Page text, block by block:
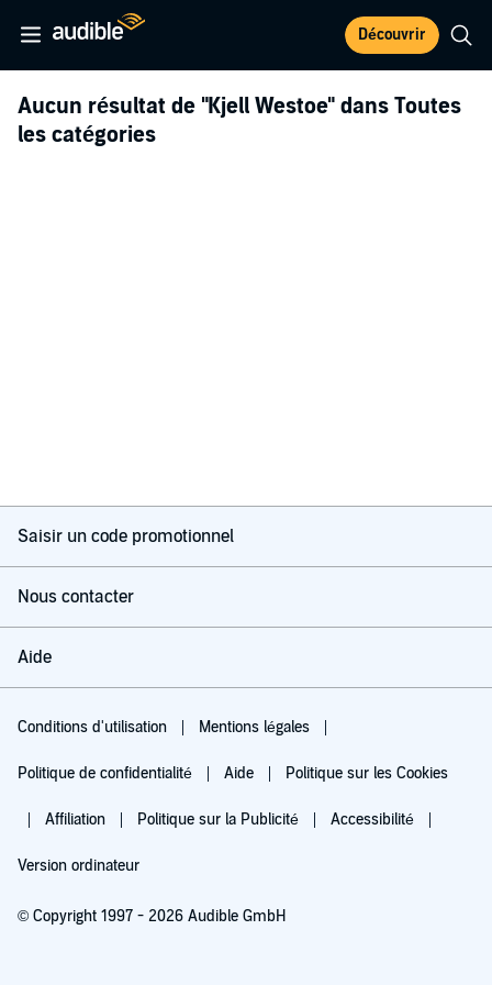
Découvrir
Aucun résultat de "Kjell Westoe" dans Toutes
les catégories
Saisir un code promotionnel
Nous contacter
Aide
Conditions d'utilisation Mentions légales
Politique de confidentialité Aide Politique sur les Cookies
Affiliation Politique sur la Publicité Accessibilité
Version ordinateur
© Copyright 1997 - 2026 Audible GmbH